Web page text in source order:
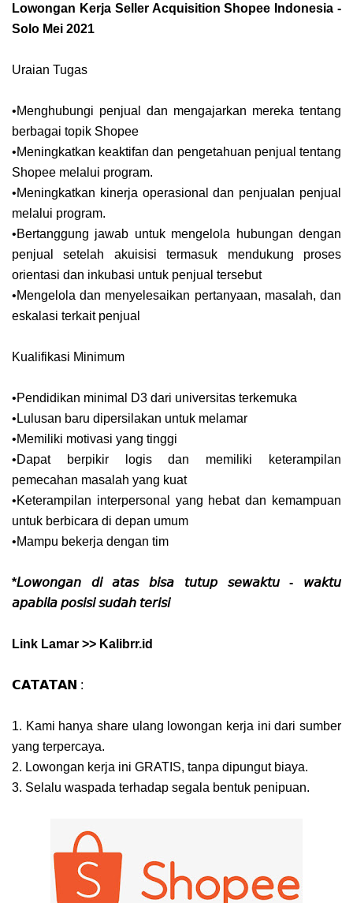
Lowongan Kerja Seller Acquisition Shopee Indonesia -
Solo Mei 2021
Uraian Tugas
•Menghubungi penjual dan mengajarkan mereka tentang
berbagai topik Shopee
•Meningkatkan keaktifan dan pengetahuan penjual tentang
Shopee melalui program.
•Meningkatkan kinerja operasional dan penjualan penjual
melalui program.
•Bertanggung jawab untuk mengelola hubungan dengan
penjual setelah akuisisi termasuk mendukung proses
orientasi dan inkubasi untuk penjual tersebut
•Mengelola dan menyelesaikan pertanyaan, masalah, dan
eskalasi terkait penjual
Kualifikasi Minimum
•Pendidikan minimal D3 dari universitas terkemuka
•Lulusan baru dipersilakan untuk melamar
•Memiliki motivasi yang tinggi
•Dapat berpikir logis dan memiliki keterampilan
pemecahan masalah yang kuat
•Keterampilan interpersonal yang hebat dan kemampuan
untuk berbicara di depan umum
•Mampu bekerja dengan tim
*𝘓𝘰𝘸𝘰𝘯𝘨𝘢𝘯 𝘥𝘪 𝘢𝘵𝘢𝘴 𝘣𝘪𝘴𝘢 𝘵𝘶𝘵𝘶𝘱 𝘴𝘦𝘸𝘢𝘬𝘵𝘶 - 𝘸𝘢𝘬𝘵𝘶
𝘢𝘱𝘢𝘣𝘪𝘭𝘢 𝘱𝘰𝘴𝘪𝘴𝘪 𝘴𝘶𝘥𝘢𝘩 𝘵𝘦𝘳𝘪𝘴𝘪
Link Lamar >> Kalibrr.id
𝗖𝗔𝗧𝗔𝗧𝗔𝗡 :
1. Kami hanya share ulang lowongan kerja ini dari sumber
yang terpercaya.
2. Lowongan kerja ini GRATIS, tanpa dipungut biaya.
3. Selalu waspada terhadap segala bentuk penipuan.